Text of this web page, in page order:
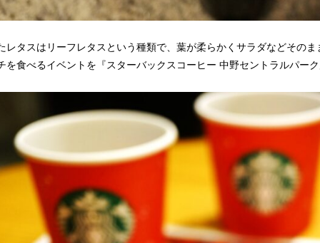
レタスはリーフレタスという種類で、葉が柔らかくサラダなどその
を食べるイベントを『スターバックスコーヒー 中野セントラルパー